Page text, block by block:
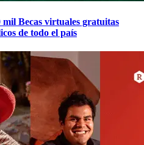
Becas virtuales gratuitas
de todo el país